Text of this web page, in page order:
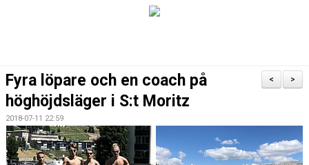
>
<
Fyra löpare och en coach på
höghöjdsläger i S:t Moritz
2018-07-11 22:59